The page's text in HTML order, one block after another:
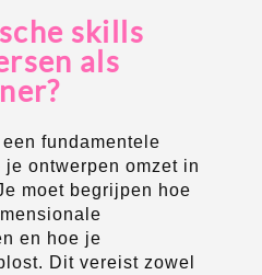
skills
als
een fundamentele
ontwerpen omzet in
moet begrijpen hoe
en hoe je
Dit vereist zowel